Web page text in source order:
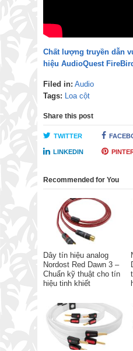
Chất lượng truyền dẫn
hiệu AudioQuest
Filed in: Audio
Tags:
Loa cột
Share this post
TWITTER
LINKEDIN
Recommended for You
Dây tín hiệu analog
Nordost Red Dawn 3 –
Chuẩn kỹ thuật cho tín
hiệu tinh khiết